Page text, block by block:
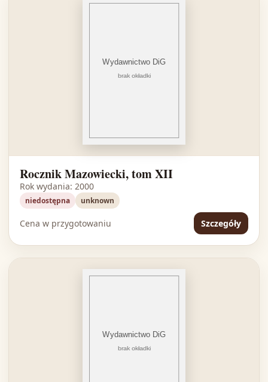
Rocznik Mazowiecki, tom XII
Rok wydania: 2000
niedostępna unknown
Cena w przygotowaniu Szczegóły